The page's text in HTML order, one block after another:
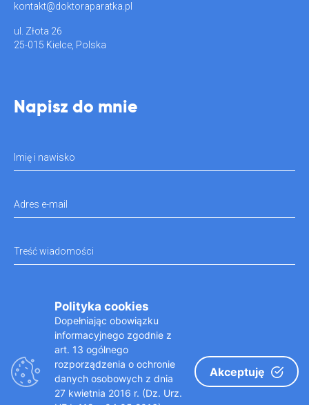
kontakt@doktoraparatka.pl
ul. Złota 26
25-015 Kielce, Polska
Napisz do mnie
Imię i nawisko
Adres e-mail
Treść wiadomości
Administratorem danych osobowych jest Praktyka Stomatologiczna Karolina Rokita z
siedzibą w Kielcach przy ul. Złotej 26, 25-015 Kielce. Dane wpisane w formularzu
kontaktowym będą przetwa- rzane w celu udzielenia odpowiedzi na przesłane zapyta- nie
zgodnie z regulaminem.
Polityka cookies
Dopełniając obowiązku
informacyjnego zgodnie z
art. 13 ogólnego
rozporządzenia o ochronie
danych osobowych z dnia
27 kwietnia 2016 r. (Dz. Urz.
Akceptuję